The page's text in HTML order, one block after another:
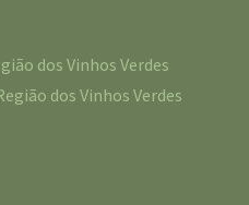
dos Vinhos Verdes
dos Vinhos Verdes